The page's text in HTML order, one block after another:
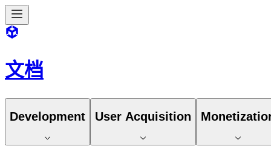
文档
Development User Acquisition